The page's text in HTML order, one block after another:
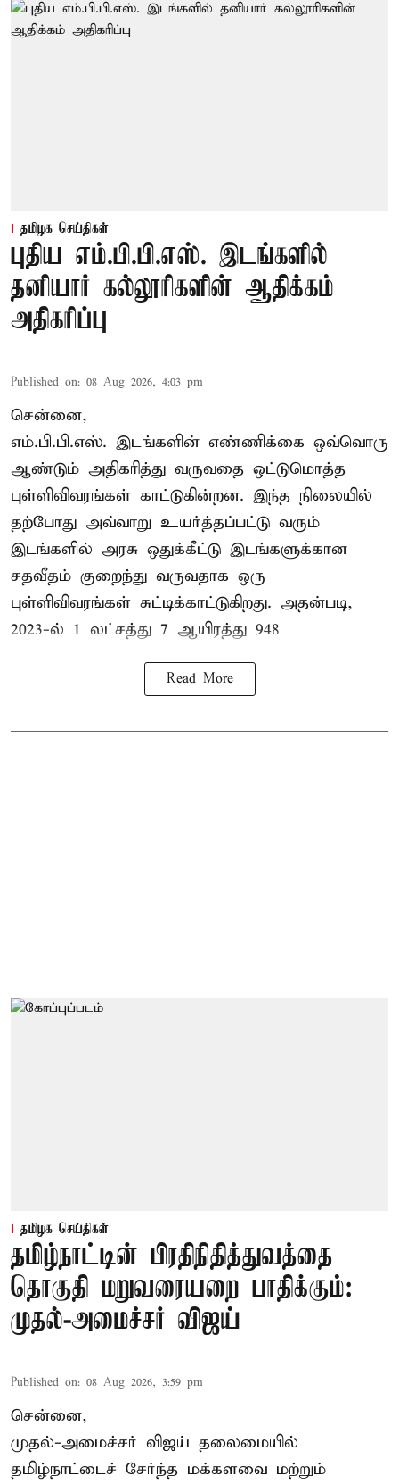
தமிழக செய்திகள்
புதிய எம்.பி.பி.எஸ். இடங்களில்
தனியார் கல்லூரிகளின் ஆதிக்கம்
அதிகரிப்பு
Published on: 08 Aug 2026, 4:03 pm
சென்னை,
எம்.பி.பி.எஸ். இடங்களின் எண்ணிக்கை ஒவ்வொரு
ஆண்டும் அதிகரித்து வருவதை ஒட்டுமொத்த
புள்ளிவிவரங்கள் காட்டுகின்றன. இந்த நிலையில்
தற்போது அவ்வாறு உயர்த்தப்பட்டு வரும்
இடங்களில் அரசு ஒதுக்கீட்டு இடங்களுக்கான
சதவீதம் குறைந்து வருவதாக ஒரு
புள்ளிவிவரங்கள் சுட்டிக்காட்டுகிறது. அதன்படி,
2023-ல் 1 லட்சத்து 7 ஆயிரத்து 948
Read More
தமிழக செய்திகள்
தமிழ்நாட்டின் பிரதிநிதித்துவத்தை
தொகுதி மறுவரையறை பாதிக்கும்:
முதல்-அமைச்சர் விஜய்
Published on: 08 Aug 2026, 3:59 pm
சென்னை,
முதல்-அமைச்சர் விஜய் தலைமையில்
தமிழ்நாட்டைச் சேர்ந்த மக்களவை மற்றும்